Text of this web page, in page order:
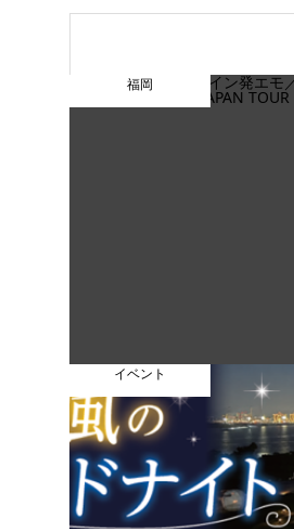
福岡
イベント